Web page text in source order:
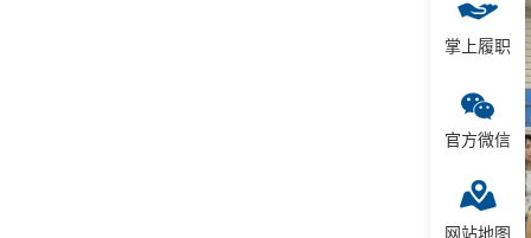
掌上履职
官方微信
网站地图